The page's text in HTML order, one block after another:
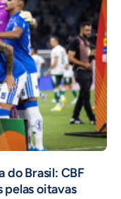
do Brasil: CBF
pelas oitavas